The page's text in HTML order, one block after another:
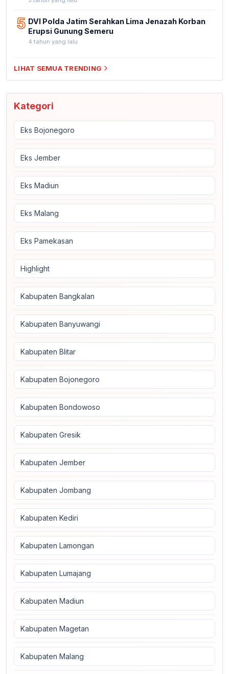
5 DVI Polda Jatim Serahkan Lima Jenazah Korban
Erupsi Gunung Semeru
4 tahun yang lalu
LIHAT SEMUA TRENDING
Kategori
Eks Bojonegoro
Eks Jember
Eks Madiun
Eks Malang
Eks Pamekasan
Highlight
Kabupaten Bangkalan
Kabupaten Banyuwangi
Kabupaten Blitar
Kabupaten Bojonegoro
Kabupaten Bondowoso
Kabupaten Gresik
Kabupaten Jember
Kabupaten Jombang
Kabupaten Kediri
Kabupaten Lamongan
Kabupaten Lumajang
Kabupaten Madiun
Kabupaten Magetan
Kabupaten Malang